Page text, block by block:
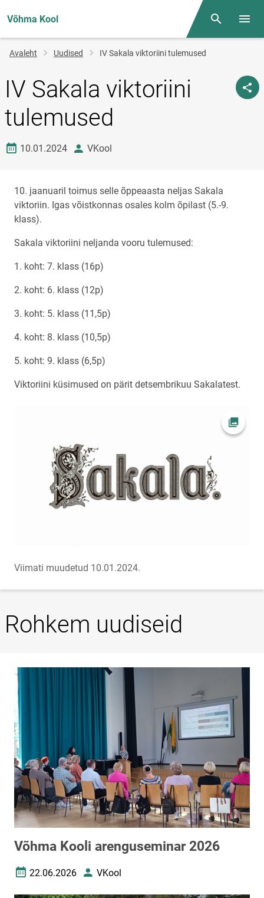
Võhma Kool Otsing
Jälglink
Avaleht Uudised IV Sakala viktoriini tulemused
IV Sakala viktoriini
tulemused
Loomise kuupäev
10.01.2024 autorVKool
10. jaanuaril toimus selle õppeaasta neljas Sakala
viktoriin. Igas võistkonnas osales kolm õpilast (5.-9.
klass).
Sakala viktoriini neljanda vooru tulemused:
1. koht: 7. klass (16p)
2. koht: 6. klass (12p)
3. koht: 5. klass (11,5p)
4. koht: 8. klass (10,5p)
5. koht: 9. klass (6,5p)
Viktoriini küsimused on pärit detsembrikuu Sakalatest.
Ava
Viimati muudetud 10.01.2024.
Rohkem uudiseid
Võhma Kooli arenguseminar 2026
Loomise kuupäev
22.06.2026 AutorVKool